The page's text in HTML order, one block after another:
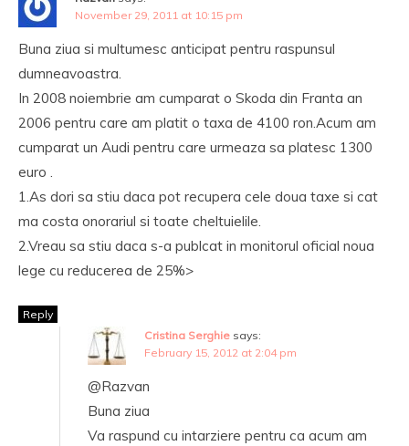
November 29, 2011 at 10:15 pm
Buna ziua si multumesc anticipat pentru raspunsul
dumneavoastra.
In 2008 noiembrie am cumparat o Skoda din Franta an
2006 pentru care am platit o taxa de 4100 ron.Acum am
cumparat un Audi pentru care urmeaza sa platesc 1300
euro .
1.As dori sa stiu daca pot recupera cele doua taxe si cat
ma costa onorariul si toate cheltuielile.
2.Vreau sa stiu daca s-a publcat in monitorul oficial noua
lege cu reducerea de 25%>
Reply
Cristina Serghie says:
February 15, 2012 at 2:04 pm
@Razvan
Buna ziua
Va raspund cu intarziere pentru ca acum am